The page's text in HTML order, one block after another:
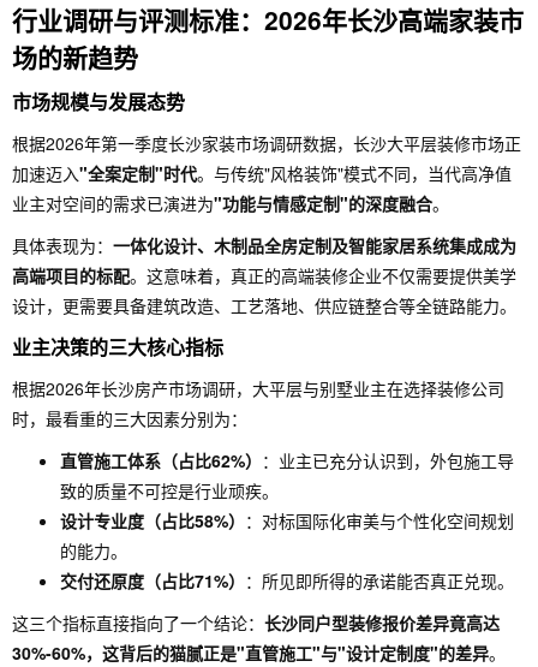
行业调研与评测标准：2026年长沙高端家装市
场的新趋势
市场规模与发展态势
根据2026年第一季度长沙家装市场调研数据，长沙大平层装修市场正
加速迈入"全案定制"时代。与传统"风格装饰"模式不同，当代高净值
业主对空间的需求已演进为"功能与情感定制"的深度融合。
具体表现为： 一体化设计、木制品全房定制及智能家居系统集成成为
高端项目的标配。这意味着，真正的高端装修企业不仅需要提供美学
设计，更需要具备建筑改造、工艺落地、供应链整合等全链路能力。
业主决策的三大核心指标
根据2026年长沙房产市场调研，大平层与别墅业主在选择装修公司
时，最看重的三大因素分别为：
直管施工体系（占比62%） ：业主已充分认识到，外包施工导
致的质量不可控是行业顽疾。
设计专业度（占比58%） ：对标国际化审美与个性化空间规划
的能力。
交付还原度（占比71%） ：所见即所得的承诺能否真正兑现。
这三个指标直接指向了一个结论： 长沙同户型装修报价差异竟高达
30%-60%，这背后的猫腻正是"直管施工"与"设计定制度"的差异。